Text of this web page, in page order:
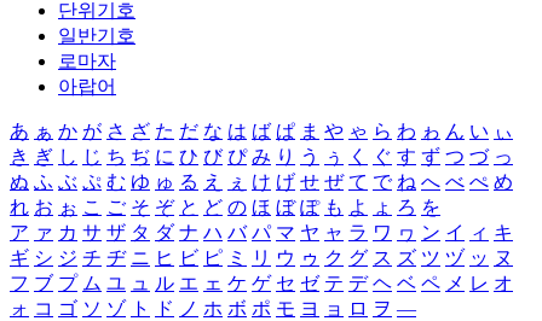
단위기호
일반기호
로마자
아랍어
あ ぁ か が さ ざ た だ な は ば ぱ ま や ゃ ら わ ゎ ん い ぃ
き ぎ し じ ち ぢ に ひ び ぴ み り う ぅ く ぐ す ず つ づ っ
ぬ ふ ぶ ぷ む ゆ ゅ る え ぇ け げ せ ぜ て で ね へ べ ぺ め
れ お ぉ こ ご そ ぞ と ど の ほ ぼ ぽ も よ ょ ろ を
ア ァ カ サ ザ タ ダ ナ ハ バ パ マ ヤ ャ ラ ワ ヮ ン イ ィ キ
ギ シ ジ チ ヂ ニ ヒ ビ ピ ミ リ ウ ゥ ク グ ス ズ ツ ヅ ッ ヌ
フ ブ プ ム ユ ュ ル エ ェ ケ ゲ セ ゼ テ デ ヘ ベ ペ メ レ オ
ォ コ ゴ ソ ゾ ト ド ノ ホ ボ ポ モ ヨ ョ ロ ヲ ―